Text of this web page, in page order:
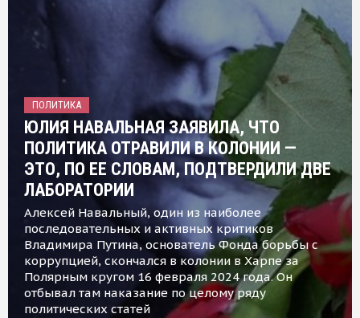
ПОЛИТИКА
ЮЛИЯ НАВАЛЬНАЯ ЗАЯВИЛА, ЧТО
ПОЛИТИКА ОТРАВИЛИ В КОЛОНИИ —
ЭТО, ПО ЕЕ СЛОВАМ, ПОДТВЕРДИЛИ ДВЕ
ЛАБОРАТОРИИ
Алексей Навальный, один из наиболее
последовательных и активных критиков
Владимира Путина, основатель Фонда борьбы с
коррупцией, скончался в колонии в Харпе за
Полярным кругом 16 февраля 2024 года. Он
отбывал там наказание по целому ряду
политических статей